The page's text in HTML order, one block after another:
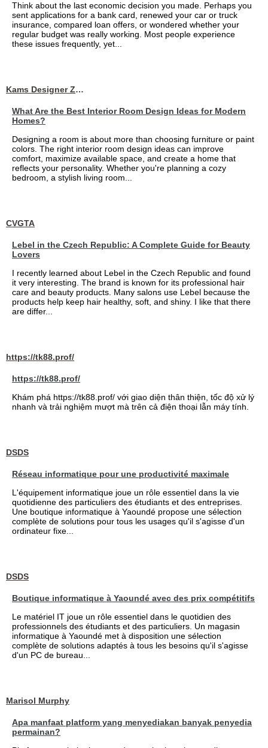
Think about the last economic decision you made. Perhaps you
sent applications for a bank card, renewed your car or truck
insurance, compared loan offers, or wondered whether your
regular budget was really working. Most people experience
these issues frequently, yet...
Kams Designer Zone
What Are the Best Interior Room Design Ideas for Modern
Homes?
Designing a room is about more than choosing furniture or paint
colors. The right interior room design ideas can improve
comfort, maximize available space, and create a home that
reflects your personality. Whether you're planning a cozy
bedroom, a stylish living room...
CVGTA
Lebel in the Czech Republic: A Complete Guide for Beauty
Lovers
I recently learned about Lebel in the Czech Republic and found
it very interesting. The brand is known for its professional hair
care and beauty products. Many salons use Lebel because the
products help keep hair healthy, soft, and shiny. I like that there
are differ...
https://tk88.prof/
https://tk88.prof/
Khám phá https://tk88.prof/ với giao diện thân thiện, tốc độ xử lý
nhanh và trải nghiệm mượt mà trên cả điện thoại lẫn máy tính.
DSDS
Réseau informatique pour une productivité maximale
L'équipement informatique joue un rôle essentiel dans la vie
quotidienne des particuliers des étudiants et des entreprises.
Une boutique informatique à Yaoundé propose une sélection
complète de solutions pour tous les usages qu'il s'agisse d'un
ordinateur fixe...
DSDS
Boutique informatique à Yaoundé avec des prix compétitifs
Le matériel IT joue un rôle essentiel dans le quotidien des
professionnels des étudiants et des particuliers. Un magasin
informatique à Yaoundé met à disposition une sélection
complète de solutions adaptés à tous les besoins qu'il s'agisse
d'un PC de bureau...
Marisol Murphy
Apa manfaat platform yang menyediakan banyak penyedia
permainan?